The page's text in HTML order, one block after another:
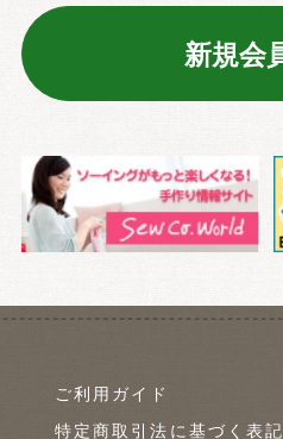
ご利用ガイド
特定商取引法に基づく表記